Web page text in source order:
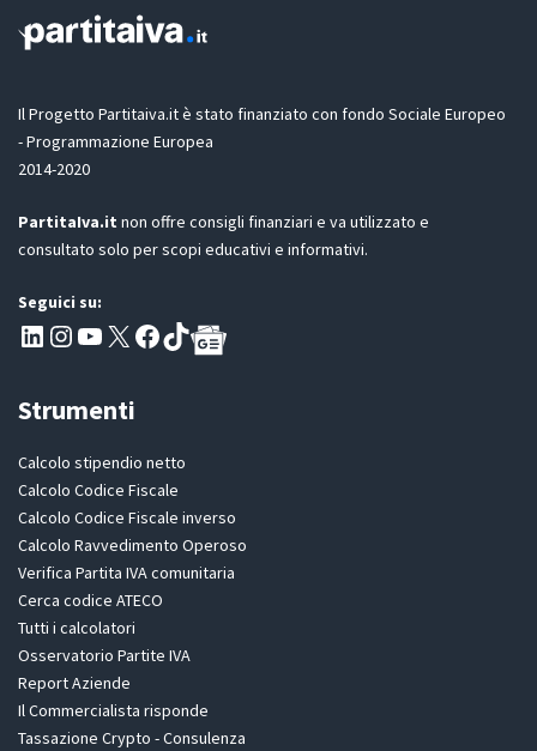
a
y
t
n
D
R
*
Il Progetto Partitaiva.it è stato finanziato con fondo Sociale Europeo
- Programmazione Europea
2014-2020
PartitaIva.it non offre consigli finanziari e va utilizzato e
consultato solo per scopi educativi e informativi.
Seguici su:
Pagina LinkedIn PartitaIva
Instagram
Canale YouTube Evoluzione - Partitaiva.it
X Segui PartitaIva su Facebook
TikTok
Strumenti
Calcolo stipendio netto
Calcolo Codice Fiscale
Calcolo Codice Fiscale inverso
Calcolo Ravvedimento Operoso
Verifica Partita IVA comunitaria
Cerca codice ATECO
Tutti i calcolatori
Osservatorio Partite IVA
Report Aziende
Il Commercialista risponde
Tassazione Crypto - Consulenza